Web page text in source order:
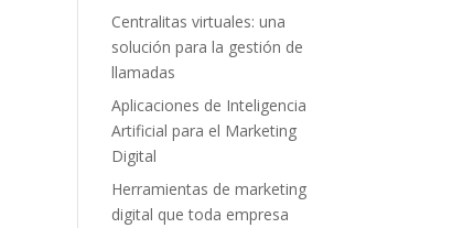
Centralitas virtuales: una
solución para la gestión de
llamadas
Aplicaciones de Inteligencia
Artificial para el Marketing
Digital
Herramientas de marketing
digital que toda empresa